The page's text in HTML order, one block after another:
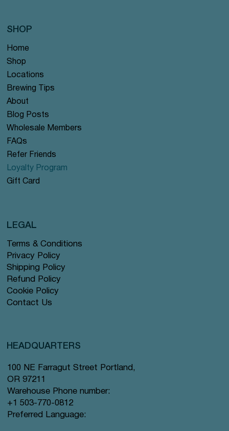
Home
Shop
Locations
Brewing Tips
About
Blog Posts
Wholesale Members
FAQs
Refer Friends
Loyalty Program
Gift Card
SHOP
Terms & Conditions
Privacy Policy
Shipping Policy
Refund Policy
Cookie Policy
Contact Us
LEGAL
HEADQUARTERS
100 NE Farragut Street Portland,
OR 97211
Warehouse Phone number:
+1 503-770-0812
Preferred Language: